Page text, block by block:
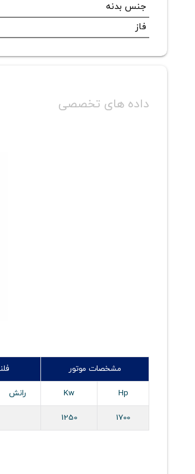
جنس بدنه
فاز
داده های تخصصی
مشخصات موتور
Hp
Kw رانش
1700
1250